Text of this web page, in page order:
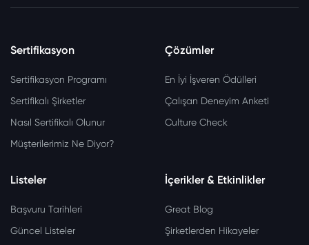
Sertifikasyon
Sertifikasyon Programı
Sertifikalı Şirketler
Nasıl Sertifikalı Olunur
Müşterilerimiz Ne Diyor?
Çözümler
En İyi İşveren Ödülleri
Çalışan Deneyim Anketi
Culture Check
Listeler
Başvuru Tarihleri
Güncel Listeler
İçerikler & Etkinlikler
Great Blog
Şirketlerden Hikayeler